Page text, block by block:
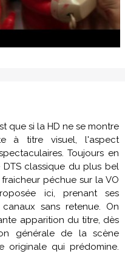
que si la HD ne se montre
à titre visuel, l'aspect
Toujours en
classique du plus bel
péchue sur la VO
ici, prenant ses
sans retenue. On
apparition du titre, dès
générale de la scène
originale qui prédomine.